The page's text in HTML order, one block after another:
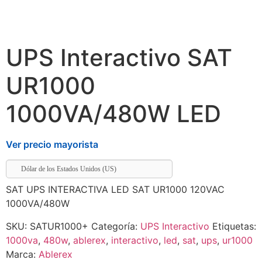
UPS Interactivo SAT
UR1000
1000VA/480W LED
Ver precio mayorista
Dólar de los Estados Unidos (US)
SAT UPS INTERACTIVA LED SAT UR1000 120VAC
1000VA/480W
SKU: SATUR1000+ Categoría: UPS Interactivo Etiquetas:
1000va, 480w, ablerex, interactivo, led, sat, ups, ur1000
Marca: Ablerex